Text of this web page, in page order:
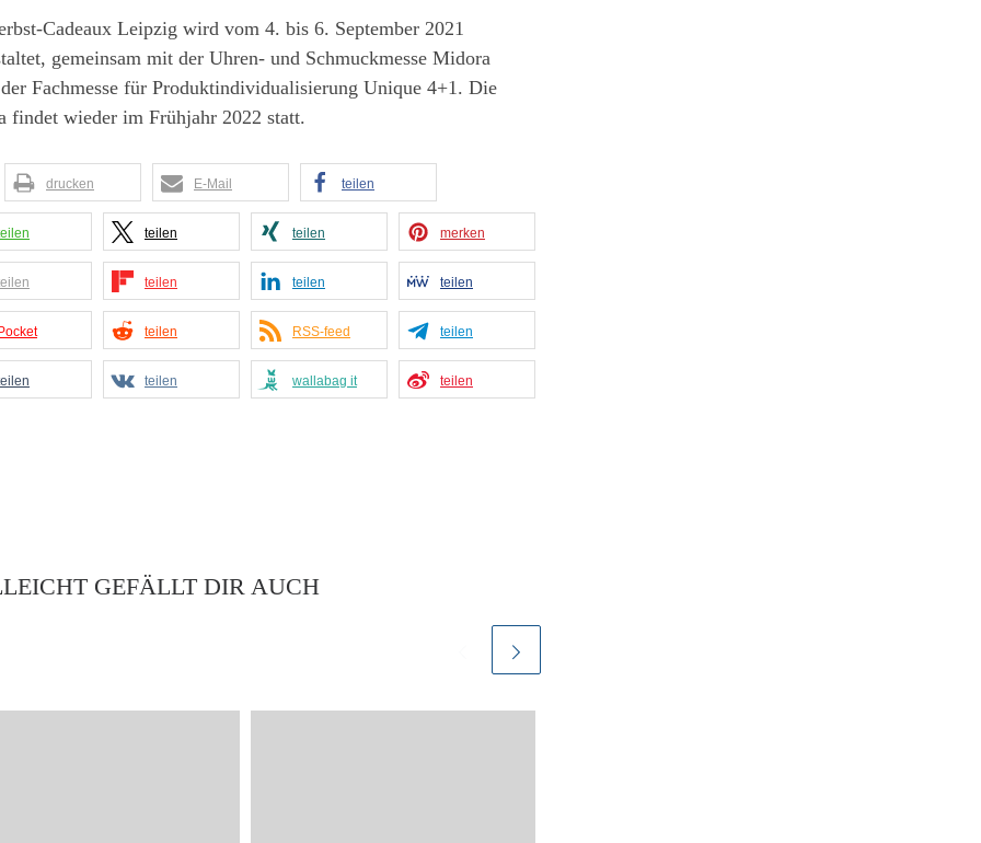
Cadeaux Leipzig wird vom 4. bis 6. September 2021
gemeinsam mit der Uhren- und Schmuckmesse Midora
Fachmesse für Produktindividualisierung Unique 4+1. Die
findet wieder im Frühjahr 2022 statt.
drucken E-Mail teilen
teilen teilen merken
teilen teilen teilen
teilen RSS-feed teilen
teilen wallabag it teilen
GEFÄLLT DIR AUCH